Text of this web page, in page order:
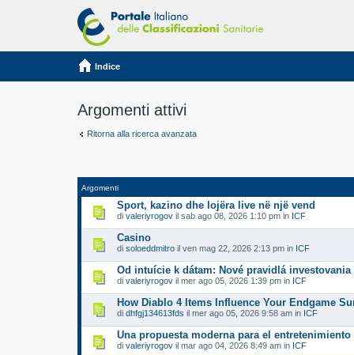
Indice
Argomenti attivi
Ritorna alla ricerca avanzata
Argomenti
Sport, kazino dhe lojëra live në një vend
di valeriyrogov il sab ago 08, 2026 1:10 pm in ICF
Casino
di soloeddmitro il ven mag 22, 2026 2:13 pm in ICF
Od intuície k dátam: Nové pravidlá investovania
di valeriyrogov il mer ago 05, 2026 1:39 pm in ICF
How Diablo 4 Items Influence Your Endgame
di dhfgj134613fds il mer ago 05, 2026 9:58 am in ICF
Una propuesta moderna para el
di valeriyrogov il mar ago 04, 2026 8:49 am in ICF